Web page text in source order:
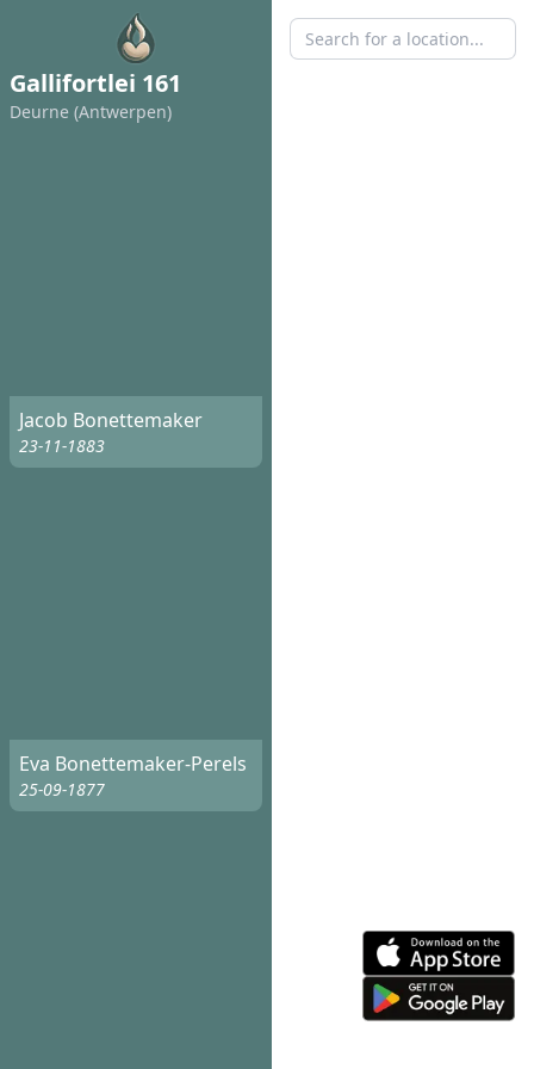
Gallifortlei 161
Deurne (Antwerpen)
Jacob Bonettemaker
23-11-1883
Eva Bonettemaker-Perels
25-09-1877